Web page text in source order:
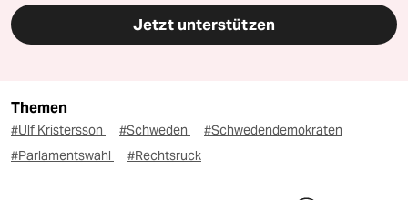
Jetzt unterstützen
Themen
#Ulf Kristersson #Schweden
#Schwedendemokraten
#Parlamentswahl
#Rechtsruck